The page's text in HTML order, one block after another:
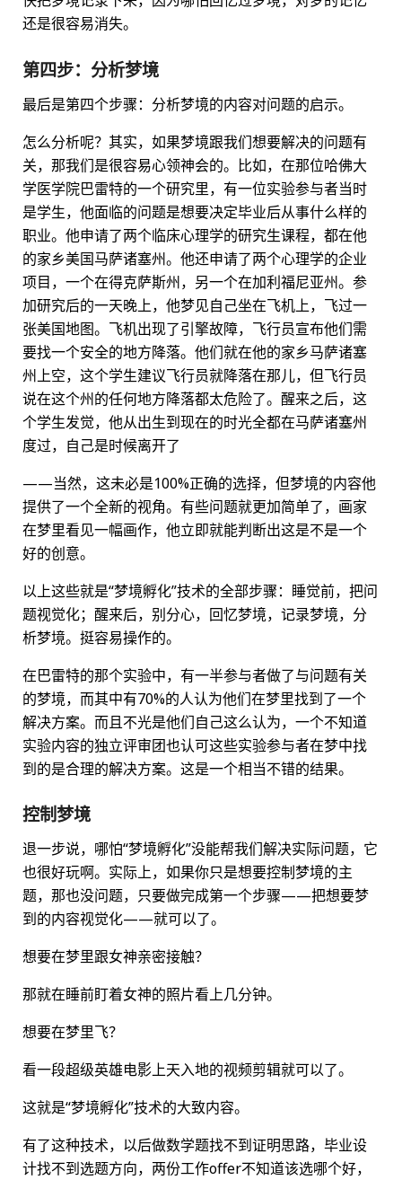
还是很容易消失。
第四步：分析梦境
最后是第四个步骤：分析梦境的内容对问题的启示。
怎么分析呢？其实，如果梦境跟我们想要解决的问题有
关，那我们是很容易心领神会的。比如，在那位哈佛大
学医学院巴雷特的一个研究里，有一位实验参与者当时
是学生，他面临的问题是想要决定毕业后从事什么样的
职业。他申请了两个临床心理学的研究生课程，都在他
的家乡美国马萨诸塞州。他还申请了两个心理学的企业
项目，一个在得克萨斯州，另一个在加利福尼亚州。参
加研究后的一天晚上，他梦见自己坐在飞机上，飞过一
张美国地图。飞机出现了引擎故障，飞行员宣布他们需
要找一个安全的地方降落。他们就在他的家乡马萨诸塞
州上空，这个学生建议飞行员就降落在那儿，但飞行员
说在这个州的任何地方降落都太危险了。醒来之后，这
个学生发觉，他从出生到现在的时光全都在马萨诸塞州
度过，自己是时候离开了
——当然，这未必是100%正确的选择，但梦境的内容他
提供了一个全新的视角。有些问题就更加简单了，画家
在梦里看见一幅画作，他立即就能判断出这是不是一个
好的创意。
以上这些就是“梦境孵化”技术的全部步骤：睡觉前，把问
题视觉化；醒来后，别分心，回忆梦境，记录梦境，分
析梦境。挺容易操作的。
在巴雷特的那个实验中，有一半参与者做了与问题有关
的梦境，而其中有70%的人认为他们在梦里找到了一个
解决方案。而且不光是他们自己这么认为，一个不知道
实验内容的独立评审团也认可这些实验参与者在梦中找
到的是合理的解决方案。这是一个相当不错的结果。
控制梦境
退一步说，哪怕“梦境孵化”没能帮我们解决实际问题，它
也很好玩啊。实际上，如果你只是想要控制梦境的主
题，那也没问题，只要做完成第一个步骤——把想要梦
到的内容视觉化——就可以了。
想要在梦里跟女神亲密接触？
那就在睡前盯着女神的照片看上几分钟。
想要在梦里飞？
看一段超级英雄电影上天入地的视频剪辑就可以了。
这就是“梦境孵化”技术的大致内容。
有了这种技术，以后做数学题找不到证明思路，毕业设
计找不到选题方向，两份工作offer不知道该选哪个好，